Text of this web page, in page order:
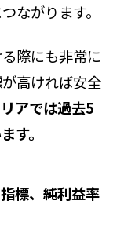
ながります。
際にも非常に
高ければ安全
アでは過去5
す。
標、純利益率